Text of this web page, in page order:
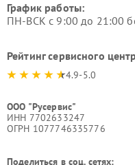
График работы:
ПН-ВСК с 9:00 до 21:00
Рейтинг сервисного
4.9-5.0
ООО "Русервис"
ИНН 7702633247
ОГРН 1077746335776
Поделиться в соц. сетях: